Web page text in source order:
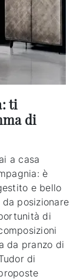
ti
di
a casa
è
e bello
posizionare
di
da pranzo di
di